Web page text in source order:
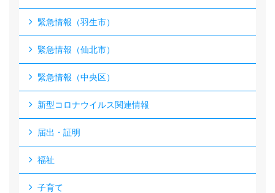
緊急情報（羽生市）
緊急情報（仙北市）
緊急情報（中央区）
新型コロナウイルス関連情報
届出・証明
福祉
子育て